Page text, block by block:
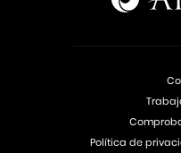
Política de